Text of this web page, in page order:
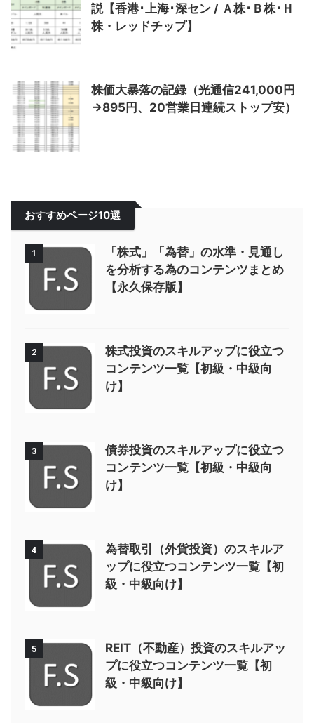
説【香港･上海･深セン / Ａ株･Ｂ株･Ｈ
株・レッドチップ】
株価大暴落の記録（光通信241,000円
→895円、20営業日連続ストップ安）
おすすめページ10選
1
「株式」「為替」の水準・見通し
を分析する為のコンテンツまとめ
【永久保存版】
2
株式投資のスキルアップに役立つ
コンテンツ一覧【初級・中級向
け】
3
債券投資のスキルアップに役立つ
コンテンツ一覧【初級・中級向
け】
4
為替取引（外貨投資）のスキルア
ップに役立つコンテンツ一覧【初
級・中級向け】
5
REIT（不動産）投資のスキルアッ
プに役立つコンテンツ一覧【初
級・中級向け】